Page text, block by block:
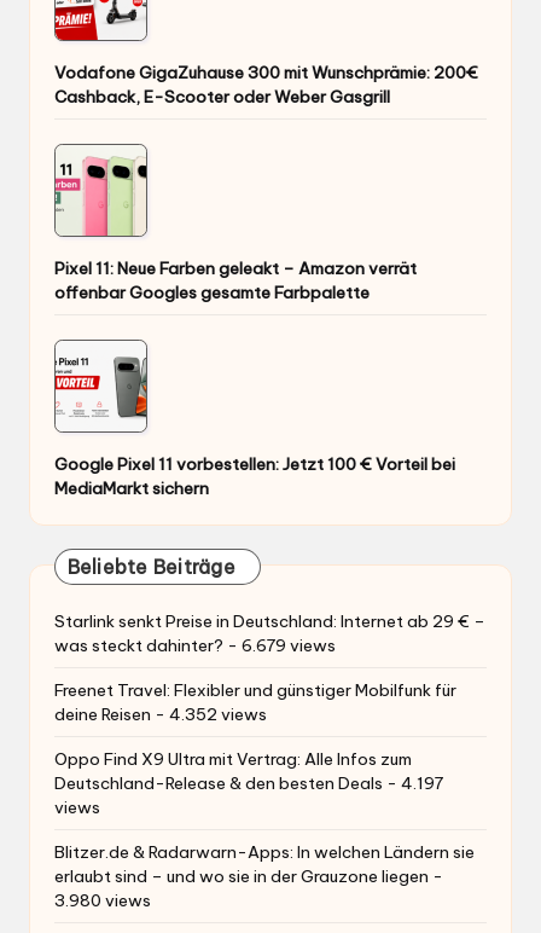
Vodafone GigaZuhause 300 mit Wunschprämie: 200€
Cashback, E-Scooter oder Weber Gasgrill
Pixel 11: Neue Farben geleakt – Amazon verrät
offenbar Googles gesamte Farbpalette
Google Pixel 11 vorbestellen: Jetzt 100 € Vorteil bei
MediaMarkt sichern
Beliebte Beiträge
Starlink senkt Preise in Deutschland: Internet ab 29 € –
was steckt dahinter? - 6.679 views
Freenet Travel: Flexibler und günstiger Mobilfunk für
deine Reisen - 4.352 views
Oppo Find X9 Ultra mit Vertrag: Alle Infos zum
Deutschland-Release & den besten Deals - 4.197
views
Blitzer.de & Radarwarn-Apps: In welchen Ländern sie
erlaubt sind – und wo sie in der Grauzone liegen -
3.980 views